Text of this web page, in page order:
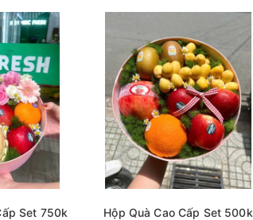
Set 750k Hộp Quà Cao Cấp Set 500k